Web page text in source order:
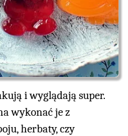
i wyglądają super.
wykonać je z
herbaty, czy